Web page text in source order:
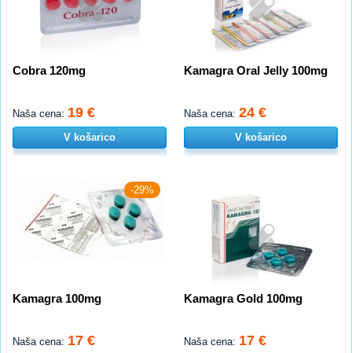
Cobra 120mg
Naša cena: 19 €
V košarico
Kamagra Oral Jelly 100mg
Naša cena: 24 €
V košarico
-29%
Kamagra 100mg
Naša cena: 17 €
Kamagra Gold 100mg
Naša cena: 17 €